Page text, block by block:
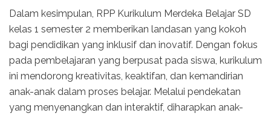
Dalam kesimpulan, RPP Kurikulum Merdeka Belajar SD
kelas 1 semester 2 memberikan landasan yang kokoh
bagi pendidikan yang inklusif dan inovatif. Dengan fokus
pada pembelajaran yang berpusat pada siswa, kurikulum
ini mendorong kreativitas, keaktifan, dan kemandirian
anak-anak dalam proses belajar. Melalui pendekatan
yang menyenangkan dan interaktif, diharapkan anak-